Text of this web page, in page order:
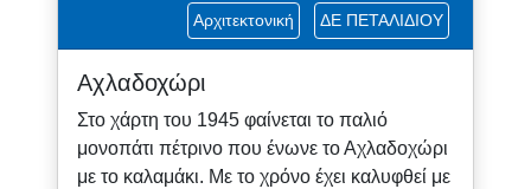
Αρχιτεκτονική ΔΕ ΠΕΤΑΛΙΔΙΟΥ
Αχλαδοχώρι
Στο χάρτη του 1945 φαίνεται το παλιό
μονοπάτι πέτρινο που ένωνε το Αχλαδοχώρι
με το καλαμάκι. Με το χρόνο έχει καλυφθεί με